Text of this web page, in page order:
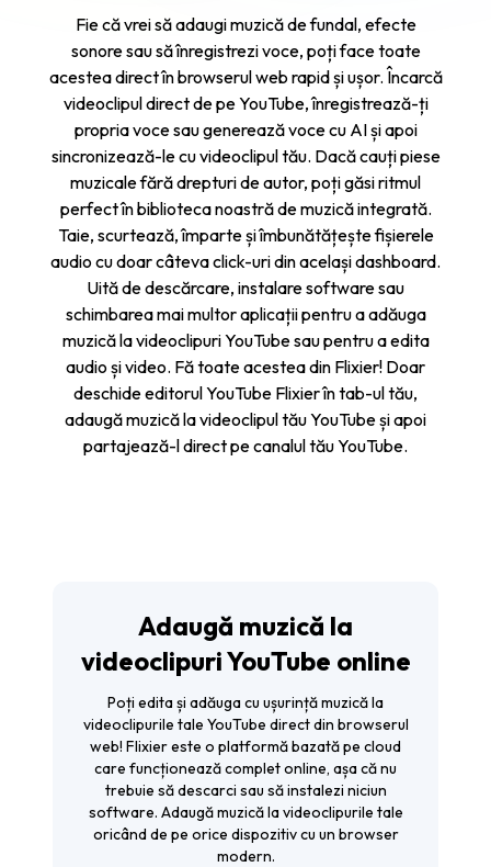
Fie că vrei să adaugi muzică de fundal, efecte
sonore sau să înregistrezi voce, poți face toate
acestea direct în browserul web rapid și ușor. Încarcă
videoclipul direct de pe YouTube, înregistrează-ți
propria voce sau generează voce cu AI și apoi
sincronizează-le cu videoclipul tău. Dacă cauți piese
muzicale fără drepturi de autor, poți găsi ritmul
perfect în biblioteca noastră de muzică integrată.
Taie, scurtează, împarte și îmbunătățește fișierele
audio cu doar câteva click-uri din același dashboard.
Uită de descărcare, instalare software sau
schimbarea mai multor aplicații pentru a adăuga
muzică la videoclipuri YouTube sau pentru a edita
audio și video. Fă toate acestea din Flixier! Doar
deschide editorul YouTube Flixier în tab-ul tău,
adaugă muzică la videoclipul tău YouTube și apoi
partajează-l direct pe canalul tău YouTube.
Adaugă muzică la
videoclipuri YouTube online
Poți edita și adăuga cu ușurință muzică la
videoclipurile tale YouTube direct din browserul
web! Flixier este o platformă bazată pe cloud
care funcționează complet online, așa că nu
trebuie să descarci sau să instalezi niciun
software. Adaugă muzică la videoclipurile tale
oricând de pe orice dispozitiv cu un browser
modern.